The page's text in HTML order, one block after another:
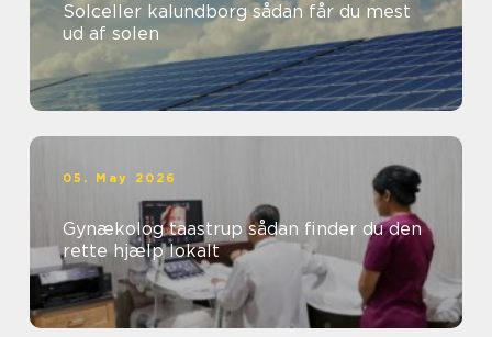
Solceller kalundborg sådan får du mest
ud af solen
05. May 2026
Gynækolog taastrup sådan finder du den
rette hjælp lokalt